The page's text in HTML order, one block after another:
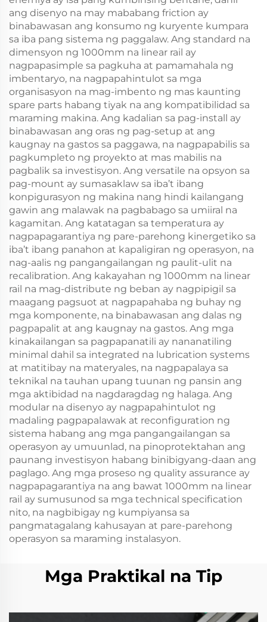
ang disenyo na may mababang friction ay
binabawasan ang konsumo ng kuryente kumpara
sa iba pang sistema ng paggalaw. Ang standard na
dimensyon ng 1000mm na linear rail ay
nagpapasimple sa pagkuha at pamamahala ng
imbentaryo, na nagpapahintulot sa mga
organisasyon na mag-imbento ng mas kaunting
spare parts habang tiyak na ang kompatibilidad sa
maraming makina. Ang kadalian sa pag-install ay
binabawasan ang oras ng pag-setup at ang
kaugnay na gastos sa paggawa, na nagpapabilis sa
pagkumpleto ng proyekto at mas mabilis na
pagbalik sa investisyon. Ang versatile na opsyon sa
pag-mount ay sumasaklaw sa iba’t ibang
konpigurasyon ng makina nang hindi kailangang
gawin ang malawak na pagbabago sa umiiral na
kagamitan. Ang katatagan sa temperatura ay
nagpapagarantiya ng pare-parehong kinergetiko sa
iba’t ibang panahon at kapaligiran ng operasyon, na
nag-aalis ng pangangailangan ng paulit-ulit na
recalibration. Ang kakayahan ng 1000mm na linear
rail na mag-distribute ng beban ay nagpipigil sa
maagang pagsuot at nagpapahaba ng buhay ng
mga komponente, na binabawasan ang dalas ng
pagpapalit at ang kaugnay na gastos. Ang mga
kinakailangan sa pagpapanatili ay nananatiling
minimal dahil sa integrated na lubrication systems
at matitibay na materyales, na nagpapalaya sa
teknikal na tauhan upang tuunan ng pansin ang
mga aktibidad na nagdaragdag ng halaga. Ang
modular na disenyo ay nagpapahintulot ng
madaling pagpapalawak at reconfiguration ng
sistema habang ang mga pangangailangan sa
operasyon ay umuunlad, na pinoprotektahan ang
paunang investisyon habang binibigyang-daan ang
paglago. Ang mga proseso ng quality assurance ay
nagpapagarantiya na ang bawat 1000mm na linear
rail ay sumusunod sa mga technical specification
nito, na nagbibigay ng kumpiyansa sa
pangmatagalang kahusayan at pare-parehong
operasyon sa maraming instalasyon.
Mga Praktikal na Tip